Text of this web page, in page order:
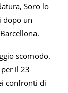
Soro lo
dopo un
scomodo.
il 23
confronti di